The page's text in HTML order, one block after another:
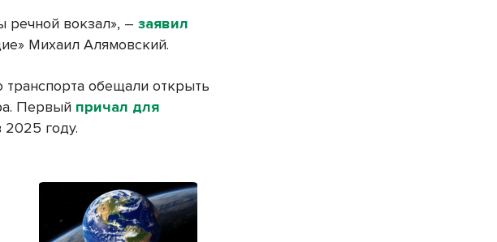
речной вокзал», –заявил
Михаил Алямовский.
транспорта обещали открыть
Первый причал для
году.